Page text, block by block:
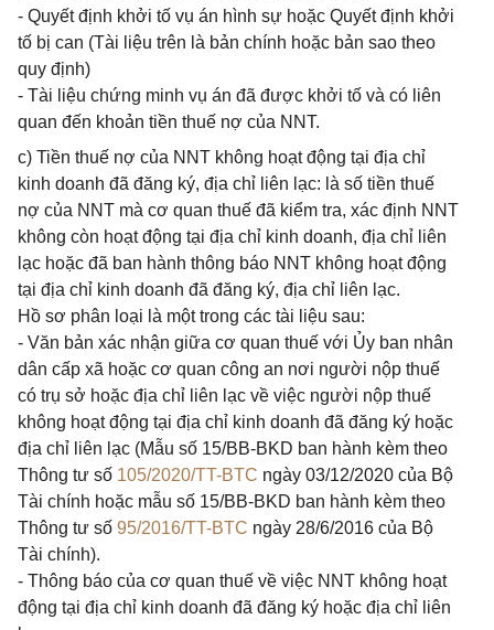
- Quyết định khởi tố vụ án hình sự hoặc Quyết định khởi
tố bị can (Tài liệu trên là bản chính hoặc bản sao theo
quy định)
- Tài liệu chứng minh vụ án đã được khởi tố và có liên
quan đến khoản tiền thuế nợ của NNT.
c) Tiền thuế nợ của NNT không hoạt động tại địa chỉ
kinh doanh đã đăng ký, địa chỉ liên lạc: là số tiền thuế
nợ của NNT mà cơ quan thuế đã kiểm tra, xác định NNT
không còn hoạt động tại địa chỉ kinh doanh, địa chỉ liên
lạc hoặc đã ban hành thông báo NNT không hoạt động
tại địa chỉ kinh doanh đã đăng ký, địa chỉ liên lạc.
Hồ sơ phân loại là một trong các tài liệu sau:
- Văn bản xác nhận giữa cơ quan thuế với Ủy ban nhân
dân cấp xã hoặc cơ quan công an nơi người nộp thuế
có trụ sở hoặc địa chỉ liên lạc về việc người nộp thuế
không hoạt động tại địa chỉ kinh doanh đã đăng ký hoặc
địa chỉ liên lạc (Mẫu số 15/BB-BKD ban hành kèm theo
Thông tư số 105/2020/TT-BTC ngày 03/12/2020 của Bộ
Tài chính hoặc mẫu số 15/BB-BKD ban hành kèm theo
Thông tư số 95/2016/TT-BTC ngày 28/6/2016 của Bộ
Tài chính).
- Thông báo của cơ quan thuế về việc NNT không hoạt
động tại địa chỉ kinh doanh đã đăng ký hoặc địa chỉ liên